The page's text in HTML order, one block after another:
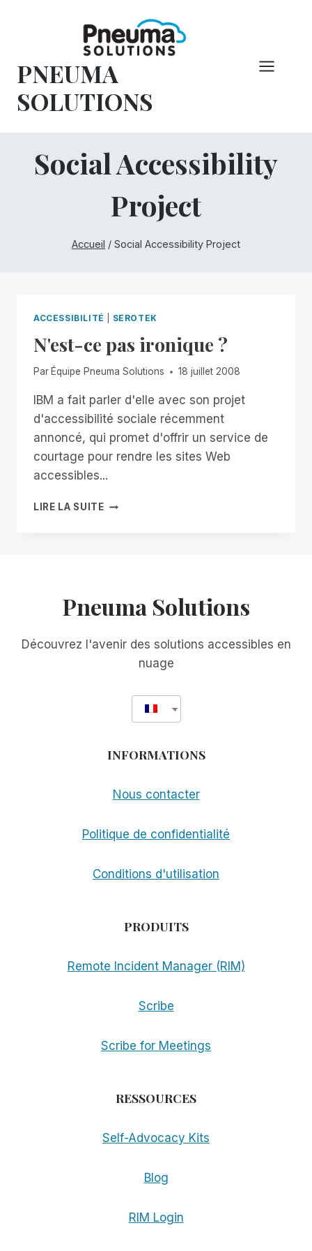
PNEUMA
SOLUTIONS
Social Accessibility
Project
Accueil / Social Accessibility Project
ACCESSIBILITÉ SEROTEK
N'est-ce pas ironique ?
Par Équipe Pneuma Solutions 18 juillet 2008
IBM a fait parler d'elle avec son projet
d'accessibilité sociale récemment
annoncé, qui promet d'offrir un service de
courtage pour rendre les sites Web
accessibles...
LIRE LA SUITEN'EST-
Pneuma Solutions
Découvrez l'avenir des solutions accessibles en
nuage
INFORMATIONS
Nous contacter
Politique de confidentialité
Conditions d'utilisation
PRODUITS
Remote Incident Manager (RIM)
Scribe
Scribe for Meetings
RESSOURCES
Self-Advocacy Kits
Blog
RIM Login